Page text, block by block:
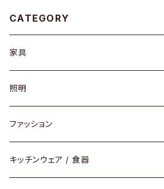
CATEGORY
家具
ソファ / ベンチ
チェア / スツール
ダイニングセット / ダイニングテーブル
照明
ペンダントライト
テーブルランプ / デスクスタンド
ファッション
アクセサリー
キッチンウェア / 食器